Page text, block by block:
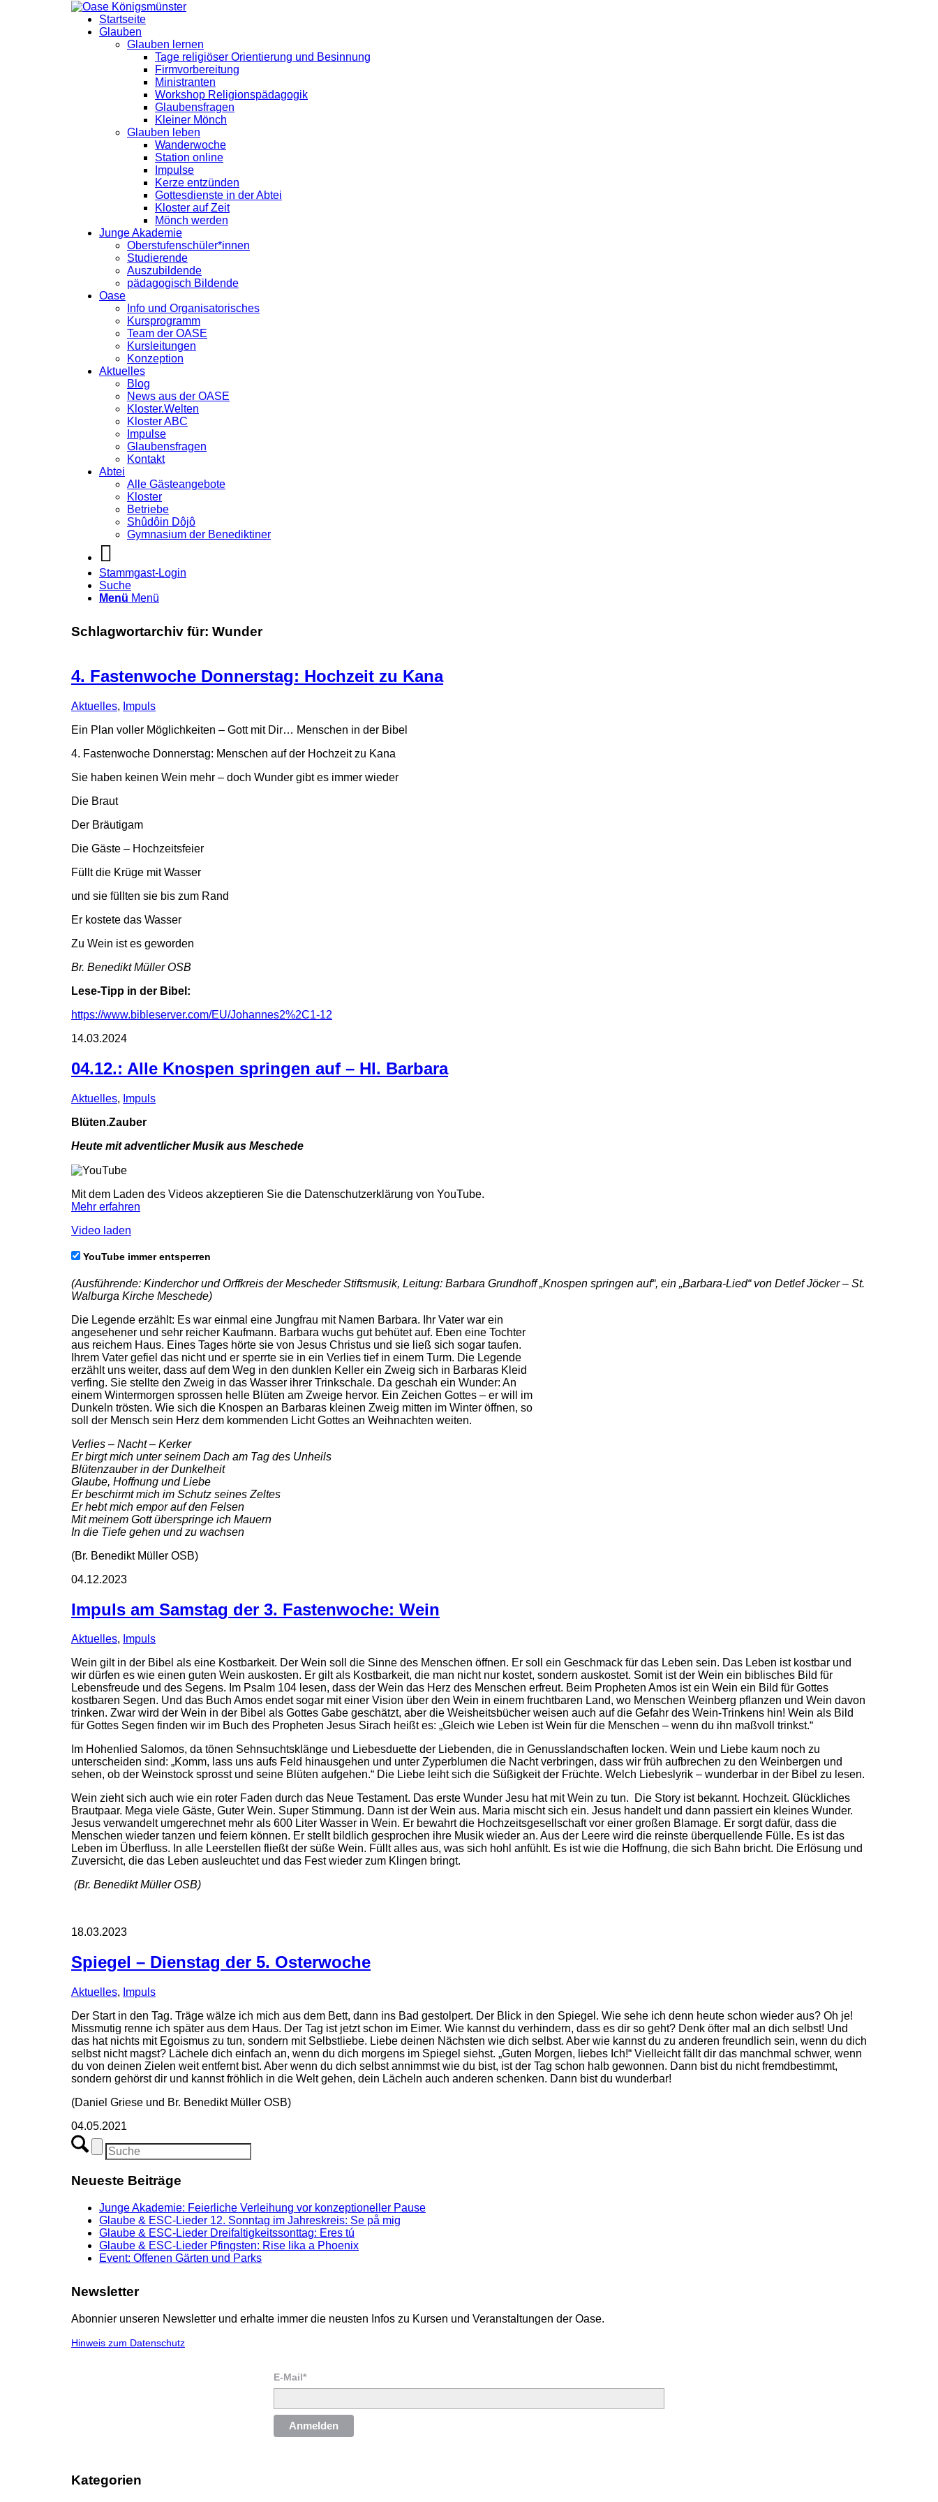
Startseite
Glauben
Glauben lernen
Tage religiöser Orientierung und Besinnung
Firmvorbereitung
Ministranten
Workshop Religionspädagogik
Glaubensfragen
Kleiner Mönch
Glauben leben
Wanderwoche
Station online
Impulse
Kerze entzünden
Gottesdienste in der Abtei
Kloster auf Zeit
Mönch werden
Junge Akademie
Oberstufenschüler*innen
Studierende
Auszubildende
pädagogisch Bildende
Oase
Info und Organisatorisches
Kursprogramm
Team der OASE
Kursleitungen
Konzeption
Aktuelles
Blog
News aus der OASE
Kloster.Welten
Kloster ABC
Impulse
Glaubensfragen
Kontakt
Abtei
Alle Gästeangebote
Kloster
Betriebe
Shûdôin Dôjô
Gymnasium der Benediktiner
Stammgast-Login
Suche
Menü Menü
Schlagwortarchiv für: Wunder
4. Fastenwoche Donnerstag: Hochzeit zu Kana
Aktuelles, Impuls
Ein Plan voller Möglichkeiten – Gott mit Dir… Menschen in der Bibel
4. Fastenwoche Donnerstag: Menschen auf der Hochzeit zu Kana
Sie haben keinen Wein mehr – doch Wunder gibt es immer wieder
Die Braut
Der Bräutigam
Die Gäste – Hochzeitsfeier
Füllt die Krüge mit Wasser
und sie füllten sie bis zum Rand
Er kostete das Wasser
Zu Wein ist es geworden
Br. Benedikt Müller OSB
Lese-Tipp in der Bibel:
https://www.bibleserver.com/EU/Johannes2%2C1-12
14.03.2024
04.12.: Alle Knospen springen auf – Hl. Barbara
Aktuelles, Impuls
Blüten.Zauber
Heute mit adventlicher Musik aus Meschede
Mit dem Laden des Videos akzeptieren Sie die Datenschutzerklärung von YouTube.
Mehr erfahren
Video laden
YouTube immer entsperren
(Ausführende: Kinderchor und Orffkreis der Mescheder Stiftsmusik, Leitung: Barbara Grundhoff „Knospen springen auf“, ein „Barbara-Lied“ von Detlef Jöcker – St.
Walburga Kirche Meschede)
Die Legende erzählt: Es war einmal eine Jungfrau mit Namen Barbara. Ihr Vater war ein
angesehener und sehr reicher Kaufmann. Barbara wuchs gut behütet auf. Eben eine Tochter
aus reichem Haus. Eines Tages hörte sie von Jesus Christus und sie ließ sich sogar taufen.
Ihrem Vater gefiel das nicht und er sperrte sie in ein Verlies tief in einem Turm. Die Legende
erzählt uns weiter, dass auf dem Weg in den dunklen Keller ein Zweig sich in Barbaras Kleid
verfing. Sie stellte den Zweig in das Wasser ihrer Trinkschale. Da geschah ein Wunder: An
einem Wintermorgen sprossen helle Blüten am Zweige hervor. Ein Zeichen Gottes – er will im
Dunkeln trösten. Wie sich die Knospen an Barbaras kleinen Zweig mitten im Winter öffnen, so
soll der Mensch sein Herz dem kommenden Licht Gottes an Weihnachten weiten.
Verlies – Nacht – Kerker
Er birgt mich unter seinem Dach am Tag des Unheils
Blütenzauber in der Dunkelheit
Glaube, Hoffnung und Liebe
Er beschirmt mich im Schutz seines Zeltes
Er hebt mich empor auf den Felsen
Mit meinem Gott überspringe ich Mauern
In die Tiefe gehen und zu wachsen
(Br. Benedikt Müller OSB)
04.12.2023
Impuls am Samstag der 3. Fastenwoche: Wein
Aktuelles, Impuls
Wein gilt in der Bibel als eine Kostbarkeit. Der Wein soll die Sinne des Menschen öffnen. Er soll ein Geschmack für das Leben sein. Das Leben ist kostbar und
wir dürfen es wie einen guten Wein auskosten. Er gilt als Kostbarkeit, die man nicht nur kostet, sondern auskostet. Somit ist der Wein ein biblisches Bild für
Lebensfreude und des Segens. Im Psalm 104 lesen, dass der Wein das Herz des Menschen erfreut. Beim Propheten Amos ist ein Wein ein Bild für Gottes
kostbaren Segen. Und das Buch Amos endet sogar mit einer Vision über den Wein in einem fruchtbaren Land, wo Menschen Weinberg pflanzen und Wein davon
trinken. Zwar wird der Wein in der Bibel als Gottes Gabe geschätzt, aber die Weisheitsbücher weisen auch auf die Gefahr des Wein-Trinkens hin! Wein als Bild
für Gottes Segen finden wir im Buch des Propheten Jesus Sirach heißt es: „Gleich wie Leben ist Wein für die Menschen – wenn du ihn maßvoll trinkst.“
Im Hohenlied Salomos, da tönen Sehnsuchtsklänge und Liebesduette der Liebenden, die in Genusslandschaften locken. Wein und Liebe kaum noch zu
unterscheiden sind: „Komm, lass uns aufs Feld hinausgehen und unter Zyperblumen die Nacht verbringen, dass wir früh aufbrechen zu den Weinbergen und
sehen, ob der Weinstock sprosst und seine Blüten aufgehen.“ Die Liebe leiht sich die Süßigkeit der Früchte. Welch Liebeslyrik – wunderbar in der Bibel zu lesen.
Wein zieht sich auch wie ein roter Faden durch das Neue Testament. Das erste Wunder Jesu hat mit Wein zu tun. Die Story ist bekannt. Hochzeit. Glückliches
Brautpaar. Mega viele Gäste, Guter Wein. Super Stimmung. Dann ist der Wein aus. Maria mischt sich ein. Jesus handelt und dann passiert ein kleines Wunder.
Jesus verwandelt umgerechnet mehr als 600 Liter Wasser in Wein. Er bewahrt die Hochzeitsgesellschaft vor einer großen Blamage. Er sorgt dafür, dass die
Menschen wieder tanzen und feiern können. Er stellt bildlich gesprochen ihre Musik wieder an. Aus der Leere wird die reinste überquellende Fülle. Es ist das
Leben im Überfluss. In alle Leerstellen fließt der süße Wein. Füllt alles aus, was sich hohl anfühlt. Es ist wie die Hoffnung, die sich Bahn bricht. Die Erlösung und
Zuversicht, die das Leben ausleuchtet und das Fest wieder zum Klingen bringt.
(Br. Benedikt Müller OSB)
18.03.2023
Spiegel – Dienstag der 5. Osterwoche
Aktuelles, Impuls
Der Start in den Tag. Träge wälze ich mich aus dem Bett, dann ins Bad gestolpert. Der Blick in den Spiegel. Wie sehe ich denn heute schon wieder aus? Oh je!
Missmutig renne ich später aus dem Haus. Der Tag ist jetzt schon im Eimer. Wie kannst du verhindern, dass es dir so geht? Denk öfter mal an dich selbst! Und
das hat nichts mit Egoismus zu tun, sondern mit Selbstliebe. Liebe deinen Nächsten wie dich selbst. Aber wie kannst du zu anderen freundlich sein, wenn du dich
selbst nicht magst? Lächele dich einfach an, wenn du dich morgens im Spiegel siehst. „Guten Morgen, liebes Ich!“ Vielleicht fällt dir das manchmal schwer, wenn
du von deinen Zielen weit entfernt bist. Aber wenn du dich selbst annimmst wie du bist, ist der Tag schon halb gewonnen. Dann bist du nicht fremdbestimmt,
sondern gehörst dir und kannst fröhlich in die Welt gehen, dein Lächeln auch anderen schenken. Dann bist du wunderbar!
(Daniel Griese und Br. Benedikt Müller OSB)
04.05.2021
Neueste Beiträge
Junge Akademie: Feierliche Verleihung vor konzeptioneller Pause
Glaube & ESC-Lieder 12. Sonntag im Jahreskreis: Se på mig
Glaube & ESC-Lieder Dreifaltigkeitssonttag: Eres tú
Glaube & ESC-Lieder Pfingsten: Rise lika a Phoenix
Event: Offenen Gärten und Parks
Newsletter
Abonnier unseren Newsletter und erhalte immer die neusten Infos zu Kursen und Veranstaltungen der Oase.
Hinweis zum Datenschutz
E-Mail*
Anmelden
Kategorien